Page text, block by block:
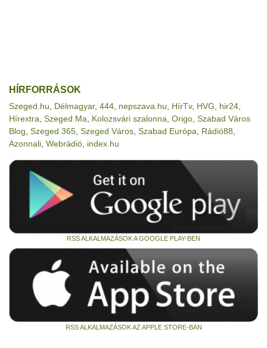
HÍRFORRÁSOK
Szeged.hu Délmagyar, 444 nepszava.hu HírTv, HVG hir24
Hírextra Szeged Ma Kolozsvári szalonna Origo Szabad Város
Blog Szeged 365 Szeged Város Szabad Európa Rádió88
Azonnali Webrádió index.hu
RSS ALKALMAZÁSOK A GOOGLE PLAY-BEN
RSS ALKALMAZÁSOK AZ APPLE STORE-BAN